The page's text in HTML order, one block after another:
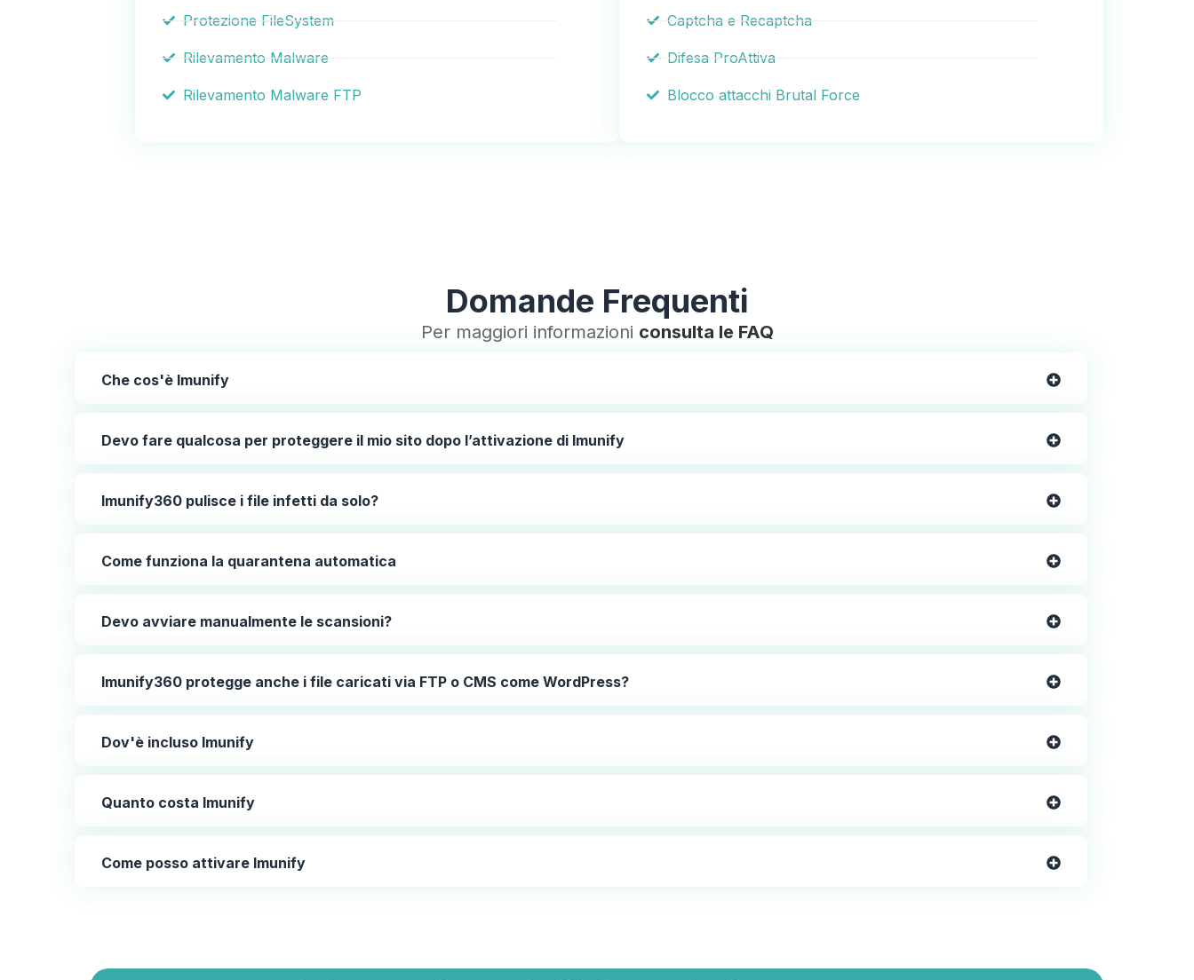
Protezione FileSystem
Rilevamento Malware
Rilevamento Malware FTP
Captcha e Recaptcha
Difesa ProAttiva
Blocco attacchi Brutal Force
Domande Frequenti
Per maggiori informazioni consulta le FAQ
Che cos'è Imunify
Devo fare qualcosa per proteggere il mio sito dopo l’attivazione di Imunify
Imunify360 pulisce i file infetti da solo?
Come funziona la quarantena automatica
Devo avviare manualmente le scansioni?
Imunify360 protegge anche i file caricati via FTP o CMS come WordPress?
Dov'è incluso Imunify
Quanto costa Imunify
Come posso attivare Imunify